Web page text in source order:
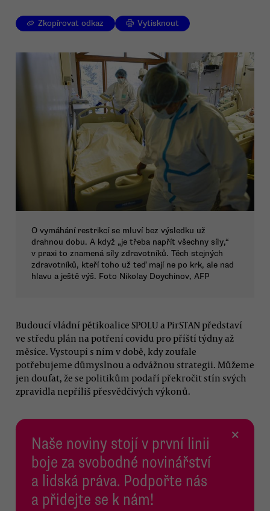
Zkopírovat odkaz Vytisknout
O vymáhání restrikcí se mluví bez výsledku už
drahnou dobu. A když „je třeba napřít všechny síly,“
v praxi to znamená síly zdravotníků. Těch stejných
zdravotníků, kteří toho už teď mají ne po krk, ale nad
hlavu a ještě výš. Foto Nikolay Doychinov, AFP
Budoucí vládní pětikoalice SPOLU a PirSTAN představí
ve středu plán na potření covidu pro příští týdny až
měsíce. Vystoupí s ním v době, kdy zoufale
potřebujeme důmyslnou a odvážnou strategii. Můžeme
jen doufat, že se politikům podaří překročit stín svých
zpravidla nepříliš přesvědčivých výkonů.
Naše noviny stojí v první linii
boje za svobodné novinářství
a lidská práva. Podpořte nás
a přidejte se k nám!
×